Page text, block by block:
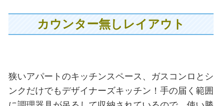
カウンター無しレイアウト
狭いアパートのキッチンスペース、ガスコンロとシ
ンクだけでもデザイナーズキッチン！手の届く範囲